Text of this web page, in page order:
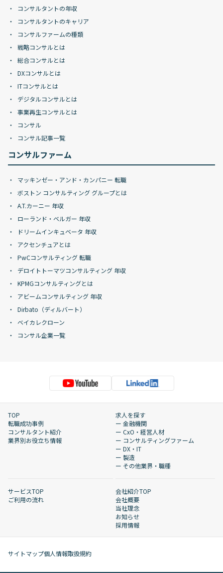
コンサルタントの年収
コンサルタントのキャリア
コンサルファームの種類
戦略コンサルとは
総合コンサルとは
DXコンサルとは
ITコンサルとは
デジタルコンサルとは
事業再生コンサルとは
コンサル
コンサル記事一覧
コンサルファーム
マッキンゼー・アンド・カンパニー 転職
ボストン コンサルティング グループとは
A.T.カーニー 年収
ローランド・ベルガー 年収
ドリームインキュベータ 年収
アクセンチュアとは
PwCコンサルティング 転職
デロイトトーマツコンサルティング 年収
KPMGコンサルティングとは
アビームコンサルティング 年収
Dirbato（ディルバート）
ベイカレクローン
コンサル企業一覧
TOP
転職成功事例
コンサルタント紹介
業界別お役立ち情報
求人を探す
ー 金融機関
ー CxO・経営人材
ー コンサルティングファーム
ー DX・IT
ー 製造
ー その他業界・職種
サービスTOP
ご利用の流れ
会社紹介TOP
会社概要
当社理念
お知らせ
採用情報
サイトマップ個人情報取扱規約